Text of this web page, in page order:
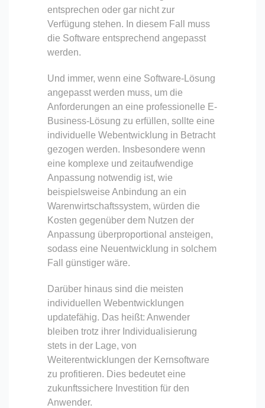
entsprechen oder gar nicht zur
Verfügung stehen. In diesem Fall muss
die Software entsprechend angepasst
werden.
Und immer, wenn eine Software-Lösung
angepasst werden muss, um die
Anforderungen an eine professionelle E-
Business-Lösung zu erfüllen, sollte eine
individuelle Webentwicklung in Betracht
gezogen werden. Insbesondere wenn
eine komplexe und zeitaufwendige
Anpassung notwendig ist, wie
beispielsweise Anbindung an ein
Warenwirtschaftssystem, würden die
Kosten gegenüber dem Nutzen der
Anpassung überproportional ansteigen,
sodass eine Neuentwicklung in solchem
Fall günstiger wäre.
Darüber hinaus sind die meisten
individuellen Webentwicklungen
updatefähig. Das heißt: Anwender
bleiben trotz ihrer Individualisierung
stets in der Lage, von
Weiterentwicklungen der Kernsoftware
zu profitieren. Dies bedeutet eine
zukunftssichere Investition für den
Anwender.